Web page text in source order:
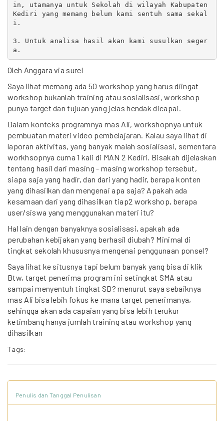
in, utamanya untuk Sekolah di wilayah Kabupaten
Kediri yang memang belum kami sentuh sama sekal
i.
3. Untuk analisa hasil akan kami susulkan seger
Oleh Anggara via surel
Saya lihat memang ada 50 workshop yang harus diingat
workshop bukanlah training atau sosialisasi, workshop
punya target dan tujuan yang jelas hendak dicapai.
Dalam konteks programnya mas Ali, workshopnya untuk
pembuatan materi video pembelajaran. Kalau saya lihat di
laporan aktivitas, yang banyak malah sosialisasi, sementara
workhsopnya cuma 1 kali di MAN 2 Kediri. Bisakah dijelaskan
tentang hasil dari masing - masing workshop tersebut,
siapa saja yang hadir, dan dari yang hadir, berapa konten
yang dihasilkan dan mengenai apa saja? Apakah ada
kesamaan dari yang dihasilkan tiap2 workshop, berapa
user/siswa yang menggunakan materi itu?
Hal lain dengan banyaknya sosialisasi, apakah ada
perubahan kebijakan yang berhasil diubah? Minimal di
tingkat sekolah khususnya mengenai penggunaan ponsel?
Saya lihat ke situsnya tapi belum banyak yang bisa di klik
Btw, target penerima program ini setingkat SMA atau
sampai menyentuh tingkat SD? menurut saya sebaiknya
mas Ali bisa lebih fokus ke mana target penerimanya,
sehingga akan ada capaian yang bisa lebih terukur
ketimbang hanya jumlah training atau workshop yang
dihasilkan
Tags:
Penulis dan Tanggal Penulisan